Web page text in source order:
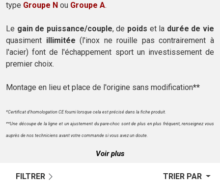
type Groupe N ou Groupe A.
Le gain de puissance/couple, de poids et la durée de vie
quasiment illimitée (l'inox ne rouille pas contrairement à
l'acier) font de l'échappement sport un investissement de
premier choix.
Montage en lieu et place de l'origine sans modification**
*Certificat d'homologation CE fourni lorsque cela est précisé dans la fiche produit.
**Une découpe de la ligne et un ajustement du pare-choc sont de plus en plus fréquent, renseignez vous
auprès de nos techniciens avant votre commande si vous avez un doute.
Voir plus
FILTRER TRIER PAR